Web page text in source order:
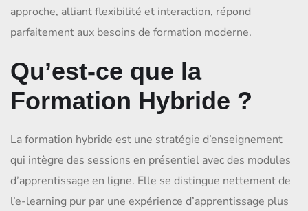
approche, alliant flexibilité et interaction, répond
parfaitement aux besoins de formation moderne.
Qu’est-ce que la
Formation Hybride ?
La formation hybride est une stratégie d’enseignement
qui intègre des sessions en présentiel avec des modules
d’apprentissage en ligne. Elle se distingue nettement de
l’e-learning pur par une expérience d’apprentissage plus